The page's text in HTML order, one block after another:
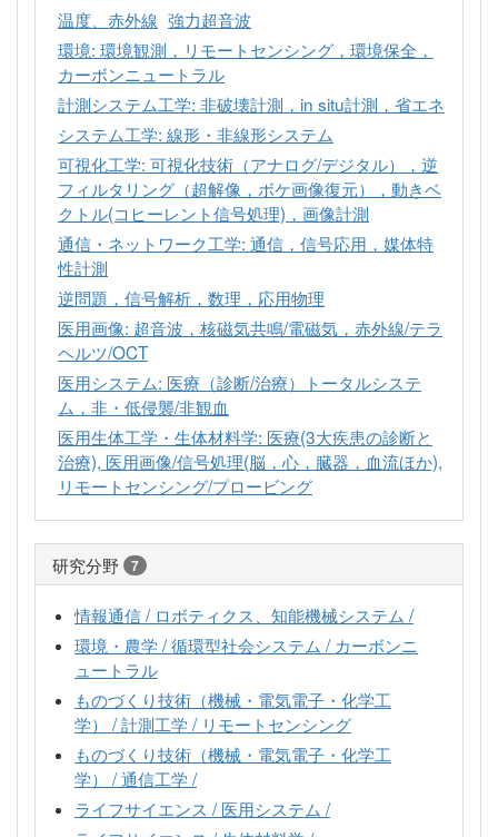
温度、赤外線 強力超音波
環境: 環境観測，リモートセンシング，環境保全，
カーボンニュートラル
計測システム工学: 非破壊計測，in situ計測，省エネ
システム工学: 線形・非線形システム
可視化工学: 可視化技術（アナログ/デジタル），逆
フィルタリング（超解像，ボケ画像復元），動きベ
クトル(コヒーレント信号処理)，画像計測
通信・ネットワーク工学: 通信，信号応用，媒体特
性計測
逆問題，信号解析，数理，応用物理
医用画像: 超音波，核磁気共鳴/電磁気，赤外線/テラ
ヘルツ/OCT
医用システム: 医療（診断/治療）トータルシステ
ム，非・低侵襲/非観血
医用生体工学・生体材料学: 医療(3大疾患の診断と
治療), 医用画像/信号処理(脳，心，臓器，血流ほか),
リモートセンシング/プロービング
研究分野 7
情報通信 / ロボティクス、知能機械システム /
環境・農学 / 循環型社会システム / カーボンニ
ュートラル
ものづくり技術（機械・電気電子・化学工
学） / 計測工学 / リモートセンシング
ものづくり技術（機械・電気電子・化学工
学） / 通信工学 /
ライフサイエンス / 医用システム /